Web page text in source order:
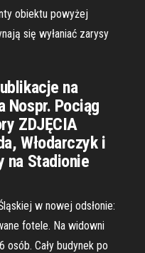
obiektu powyżej
się wyłaniać zarysy
na
Nospr. Pociąg
ZDJĘCIA
Włodarczyk i
na Stadionie
w nowej odsłonie:
fotele. Na widowni
Cały budynek po